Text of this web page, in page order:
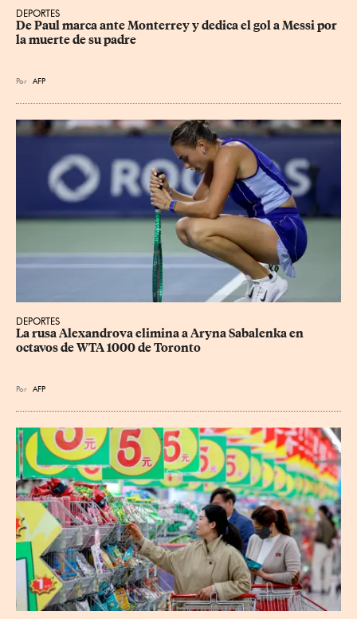
DEPORTES
De Paul marca ante Monterrey y dedica el gol a Messi por
la muerte de su padre
Por AFP
DEPORTES
La rusa Alexandrova elimina a Aryna Sabalenka en
octavos de WTA 1000 de Toronto
Por AFP